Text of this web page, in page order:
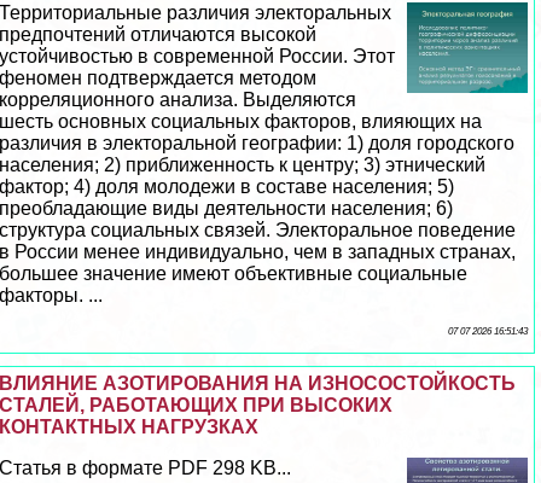
Территориальные различия электopaльных
предпочтений отличаются высокой
устойчивостью в современной России. Этот
феномен подтверждается методом
корреляционного анализа. Выделяются
шесть основных социальных факторов, влияющих на
различия в электopaльной географии: 1) доля городского
населения; 2) приближенность к центру; 3) этнический
фактор; 4) доля молодежи в составе населения; 5)
преобладающие виды деятельности населения; 6)
структура социальных связей. Электopaльное поведение
в России менее индивидуально, чем в западных странах,
большее значение имеют объективные социальные
факторы. ...
07 07 2026 16:51:43
ВЛИЯНИЕ АЗОТИРОВАНИЯ НА ИЗНОСОСТОЙКОСТЬ
СТАЛЕЙ, РАБОТАЮЩИХ ПРИ ВЫСОКИХ
КОНТАКТНЫХ НАГРУЗКАХ
Статья в формате PDF 298 KB...